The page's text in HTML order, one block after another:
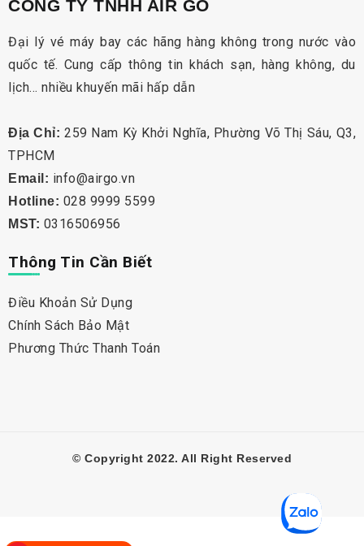
CÔNG TY TNHH AIR GO
Đại lý vé máy bay các hãng hàng không trong nước vào
quốc tế. Cung cấp thông tin khách sạn, hàng không, du
lịch… nhiều khuyến mãi hấp dẫn
Địa Chỉ: 259 Nam Kỳ Khởi Nghĩa, Phường Võ Thị Sáu, Q3,
TPHCM
Email: info@airgo.vn
Hotline: 028 9999 5599
MST: 0316506956
Thông Tin Cần Biết
Điều Khoản Sử Dụng
Chính Sách Bảo Mật
Phương Thức Thanh Toán
© Copyright 2022. All Right Reserved